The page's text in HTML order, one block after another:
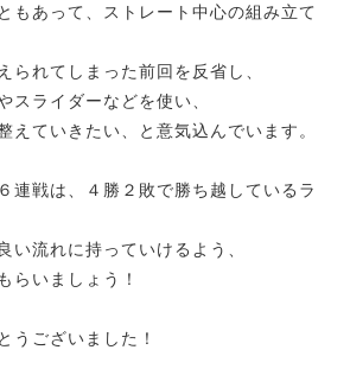
もあって、ストレート 中心の組み立て
られてしまった前回を反省し、
スライダーなどを使い、
えていきたい、と意気込んでいます。
連戦は、４ 勝２敗で勝ち越しているラ
い流れに持っていけるよう、
らいましょう！
うございました！